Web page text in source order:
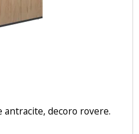
antracite, decoro rovere.